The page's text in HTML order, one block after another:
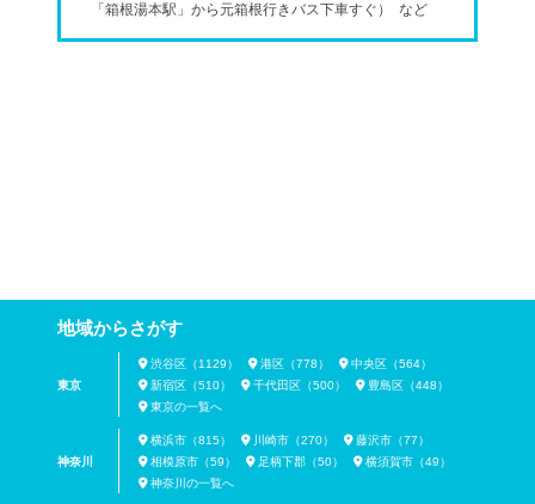
「箱根湯本駅」から元箱根行きバス下車すぐ） など
地域からさがす
東京
渋谷区（1129） 港区（778）
中央区（564）
新宿区（510）
千代田区（500）
豊島区（448）
東京の一覧へ
神奈川
横浜市（815） 川崎市（270）
藤沢市（77）
相模原市（59）
足柄下郡（50）
横須賀市（49）
神奈川の一覧へ